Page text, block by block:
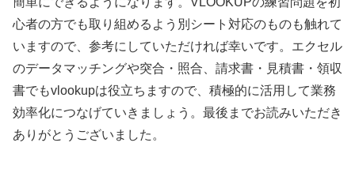
心者の方でも取り組めるよう別シート対応のものも触れて
いますので、参考にしていただければ幸いです。エクセル
のデータマッチングや突合・照合、請求書・見積書・領収
書でもvlookupは役立ちますので、積極的に活用して業務
効率化につなげていきましょう。最後までお読みいただき
ありがとうございました。